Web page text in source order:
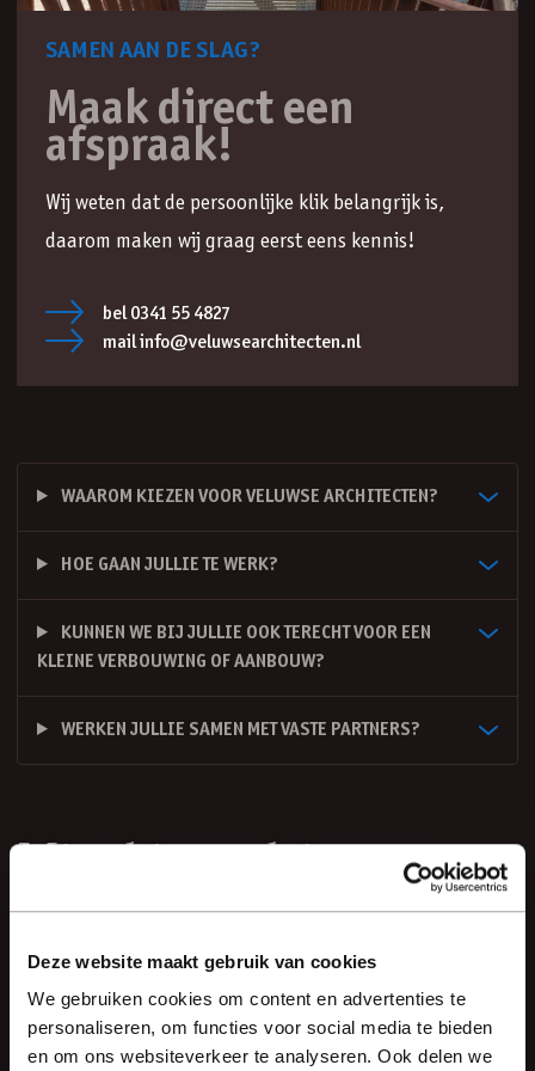
Deze website maakt gebruik van cookies
We gebruiken cookies om content en advertenties te
personaliseren, om functies voor social media te bieden
en om ons websiteverkeer te analyseren. Ook delen we
SAMEN AAN DE SLAG?
Maak direct een
afspraak!
Wij weten dat de persoonlijke klik belangrijk is,
daarom maken wij graag eerst eens kennis!
bel 0341 55 4827
mail info@veluwsearchitecten.nl
WAAROM KIEZEN VOOR VELUWSE ARCHITECTEN?
HOE GAAN JULLIE TE WERK?
KUNNEN WE BIJ JULLIE OOK TERECHT VOOR EEN
KLEINE VERBOUWING OF AANBOUW?
WERKEN JULLIE SAMEN MET VASTE PARTNERS?
Misschien ook interessant
9 oktober, 2025
WELSTAND AKKOORD